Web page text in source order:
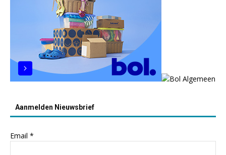
Aanmelden Nieuwsbrief
Email *